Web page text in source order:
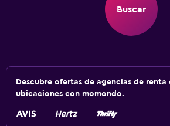
Buscar
Descubre ofertas de agencias de renta
ubicaciones con momondo.